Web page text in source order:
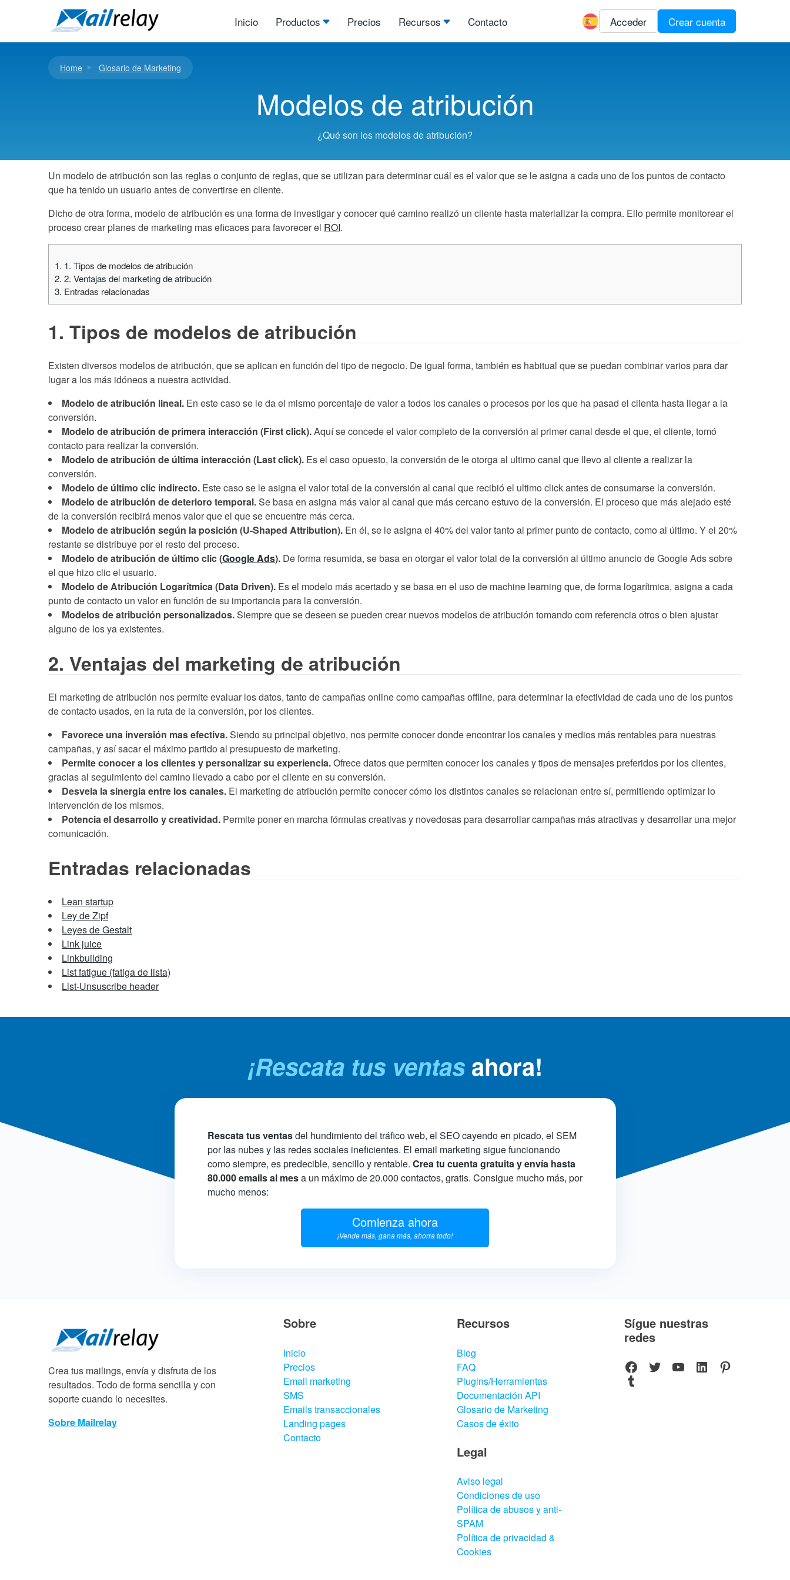
Inicio Productos Precios Recursos Contacto Acceder Crear cuenta
Home Glosario de Marketing
Modelos de atribución
¿Qué son los modelos de atribución?
Un modelo de atribución son las reglas o conjunto de reglas, que se utilizan para determinar cuál es el valor que se le asigna a cada uno de los puntos de contacto
que ha tenido un usuario antes de convertirse en cliente.
Dicho de otra forma, modelo de atribución es una forma de investigar y conocer qué camino realizó un cliente hasta materializar la compra. Ello permite monitorear el
proceso crear planes de marketing mas eficaces para favorecer el ROI.
1. 1. Tipos de modelos de atribución
2. 2. Ventajas del marketing de atribución
3. Entradas relacionadas
1. Tipos de modelos de atribución
Existen diversos modelos de atribución, que se aplican en función del tipo de negocio. De igual forma, también es habitual que se puedan combinar varios para dar
lugar a los más idóneos a nuestra actividad.
Modelo de atribución lineal. En este caso se le da el mismo porcentaje de valor a todos los canales o procesos por los que ha pasad el clienta hasta llegar a la
conversión.
Modelo de atribución de primera interacción (First click).Aquí se concede el valor completo de la conversión al primer canal desde el que, el cliente, tomó
contacto para realizar la conversión.
Modelo de atribución de última interacción (Last click). Es el caso opuesto, la conversión de le otorga al ultimo canal que llevo al cliente a realizar la
conversión.
Modelo de último clic indirecto. Este caso se le asigna el valor total de la conversión al canal que recibió el ultimo click antes de consumarse la conversión.
Modelo de atribución de deterioro temporal.Se basa en asigna más valor al canal que más cercano estuvo de la conversión. El proceso que más alejado esté
de la conversión recibirá menos valor que el que se encuentre más cerca.
Modelo de atribución según la posición (U-Shaped Attribution). En él, se le asigna el 40% del valor tanto al primer punto de contacto, como al último. Y el 20%
restante se distribuye por el resto del proceso.
Modelo de atribución de último clic (Google Ads). De forma resumida, se basa en otorgar el valor total de la conversión al último anuncio de Google Ads sobre
el que hizo clic el usuario.
Modelo de Atribución Logarítmica (Data Driven). Es el modelo más acertado y se basa en el uso de machine learning que, de forma logarítmica, asigna a cada
punto de contacto un valor en función de su importancia para la conversión.
Modelos de atribución personalizados.Siempre que se deseen se pueden crear nuevos modelos de atribución tomando com referencia otros o bien ajustar
alguno de los ya existentes.
2. Ventajas del marketing de atribución
El marketing de atribución nos permite evaluar los datos, tanto de campañas online como campañas offline, para determinar la efectividad de cada uno de los puntos
de contacto usados, en la ruta de la conversión, por los clientes.
Favorece una inversión mas efectiva.Siendo su principal objetivo, nos permite conocer donde encontrar los canales y medios más rentables para nuestras
campañas, y así sacar el máximo partido al presupuesto de marketing.
Permite conocer a los clientes y personalizar su experiencia.Ofrece datos que permiten conocer los canales y tipos de mensajes preferidos por los clientes,
gracias al seguimiento del camino llevado a cabo por el cliente en su conversión.
Desvela la sinergia entre los canales. El marketing de atribución permite conocer cómo los distintos canales se relacionan entre sí, permitiendo optimizar lo
intervención de los mismos.
Potencia el desarrollo y creatividad. Permite poner en marcha fórmulas creativas y novedosas para desarrollar campañas más atractivas y desarrollar una mejor
comunicación.
Entradas relacionadas
Lean startup
Ley de Zipf
Leyes de Gestalt
Link juice
Linkbuilding
List fatigue (fatiga de lista)
List-Unsuscribe header
¡Rescata tus ventas ahora!
Rescata tus ventasdel hundimiento del tráfico web, el SEO cayendo en picado, el SEM
por las nubes y las redes sociales ineficientes. El email marketing sigue funcionando
como siempre, es predecible, sencillo y rentable. Crea tu cuenta gratuita y envía hasta
80.000 emails al mesa un máximo de 20.000 contactos, gratis. Consigue mucho más, por
mucho menos:
Comienza ahora
¡Vende más, gana más, ahorra todo!
Crea tus mailings, envía y disfruta de los
resultados. Todo de forma sencilla y con
soporte cuando lo necesites.
Sobre Mailrelay
Sobre
Inicio
Precios
Email marketing
SMS
Emails transaccionales
Landing pages
Contacto
Recursos
Blog
FAQ
Plugins/Herramientas
Documentación API
Glosario de Marketing
Casos de éxito
Legal
Aviso legal
Condiciones de uso
Política de abusos y anti-
SPAM
Política de privacidad &
Cookies
Sígue nuestras
redes
Facebook Twitter YouTube LinkedIn Pinterest
Tumblr